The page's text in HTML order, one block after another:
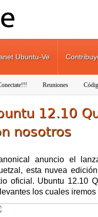
Ubuntu-Ve
Reuniones
12.10
nosotros
anuncio el
esta nuvea
oficial. Ubuntu 12.10
los cuales